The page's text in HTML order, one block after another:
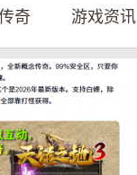
奇 游戏资讯